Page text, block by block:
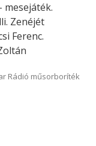
mesejáték.
Zenéjét
Ferenc.
Rádió műsorboríték